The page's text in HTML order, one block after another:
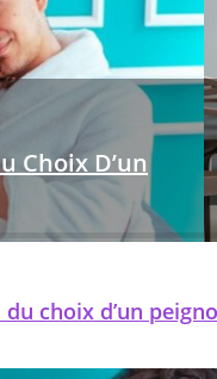
Choix D’un
son apparence. La
choix d’un